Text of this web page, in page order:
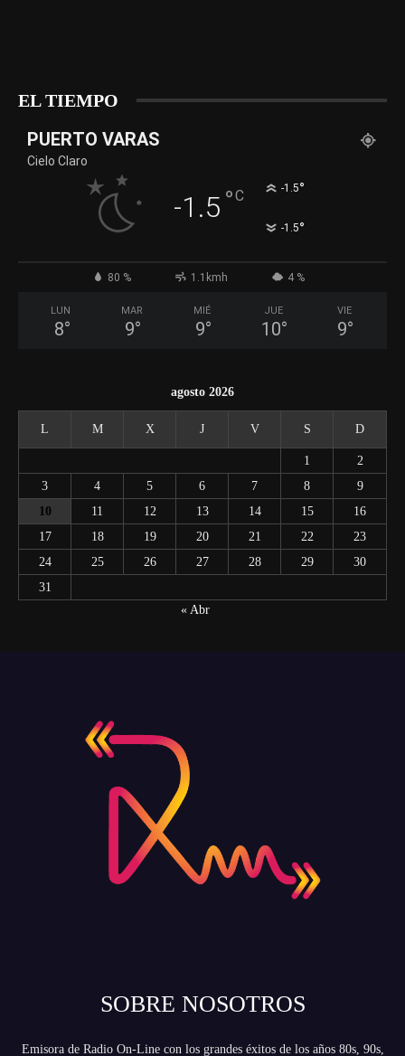
EL TIEMPO
PUERTO VARAS
Cielo Claro
-1.5 °C -1.5°
-1.5°
80 % 1.1kmh 4 %
LUN
8°
MAR
9°
MIÉ
9°
JUE
10°
VIE
9°
agosto 2026
L M X J V S D
1
2
3
4 5 6 7 8
9
10
11 12 13 14 15
16
17
18 19 20 21 22
23
24
25 26 27 28 29
30
31
« Abr
SOBRE NOSOTROS
Emisora de Radio On-Line con los grandes éxitos de los años 80s, 90s,